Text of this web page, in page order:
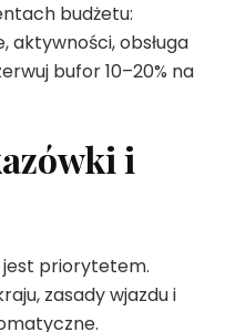
budżetu:
aktywności, obsługa
bufor 10–20% na
i
jest priorytetem.
zasady wjazdu i